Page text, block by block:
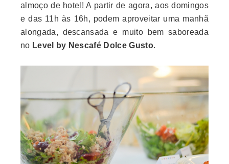
almoço de hotel! A partir de agora, aos domingos
e das 11h às 16h, podem aproveitar uma manhã
alongada, descansada e muito bem saboreada
no Level by Nescafé Dolce Gusto.